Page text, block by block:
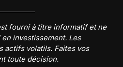
fourni à titre informatif et ne
investissement. Les
actifs volatils. Faites vos
toute décision.